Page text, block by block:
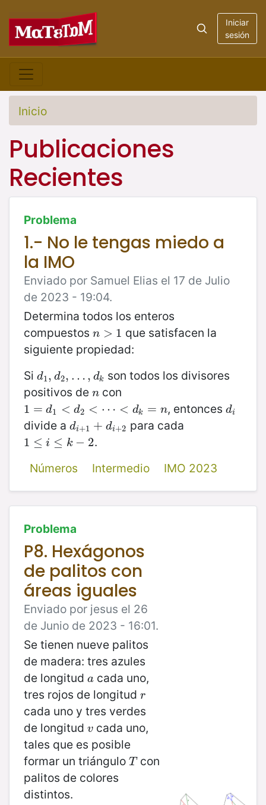
Iniciar
sesión
Inicio
Publicaciones
Recientes
Problema
1.- No le tengas miedo a
la IMO
Enviado por Samuel Elias el 17 de Julio
de 2023 - 19:04.
Determina todos los enteros
compuestos n > 1
n>1
que satisfacen la
siguiente propiedad:
Si d1, d2, … , dk
d1, d2, …, dk
son todos los divisores
positivos de n
n con
1 = d1 < d2 < ⋯ < dk = n
1 =d 1< d2 <⋯< d k = n , entoncesdi
di
divide a di+1 + di+2
di+1 +di+2 para cada
1 ≤ i ≤ k − 2
1 ≤i≤k −2
.
Números
Intermedio IMO 2023
Problema
P8. Hexágonos
de palitos con
áreas iguales
Enviado por jesus el 26
de Junio de 2023 - 16:01.
Se tienen nueve palitos
de madera: tres azules
de longitud a
a cada uno,
tres rojos de longitud r
r
cada uno y tres verdes
de longitud v
v cada uno,
tales que es posible
formar un triángulo T
Tcon
palitos de colores
distintos.